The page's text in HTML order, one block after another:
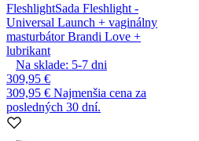
FleshlightSada Fleshlight -
Universal Launch + vaginálny
masturbátor Brandi Love +
lubrikant
Na sklade: 5-7 dni
309,95 €
309,95 € Najmenšia cena za
posledných 30 dní.